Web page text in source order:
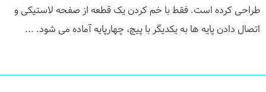
طراحی کرده است. فقط با خم کردن یک قطعه از صفحه لاستیکی و
اتصال دادن پایه ها به یکدیگر با پیچ، چهارپایه آماده می شود. ...